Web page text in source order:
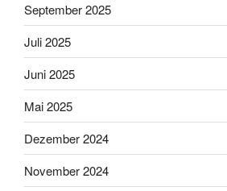
September 2025
Juli 2025
Juni 2025
Mai 2025
Dezember 2024
November 2024